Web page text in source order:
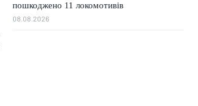
пошкоджено 11 локомотивів
08.08.2026